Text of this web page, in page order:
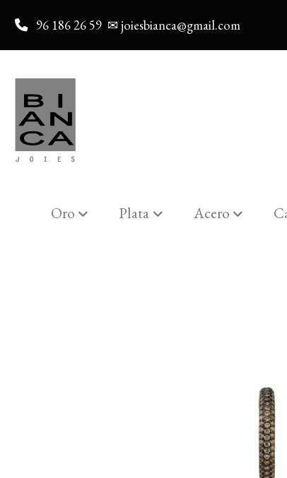
96 186 26 59 ✉ joiesbianca@gmail.com
Oro Plata Acero
PENDIENTES-A